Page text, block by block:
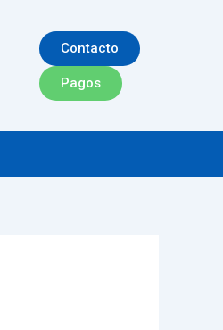
Contacto
Pagos